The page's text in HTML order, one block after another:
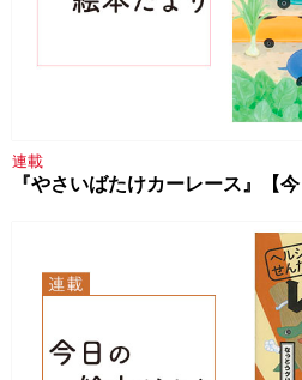
連載
『やさいばたけカーレース』【